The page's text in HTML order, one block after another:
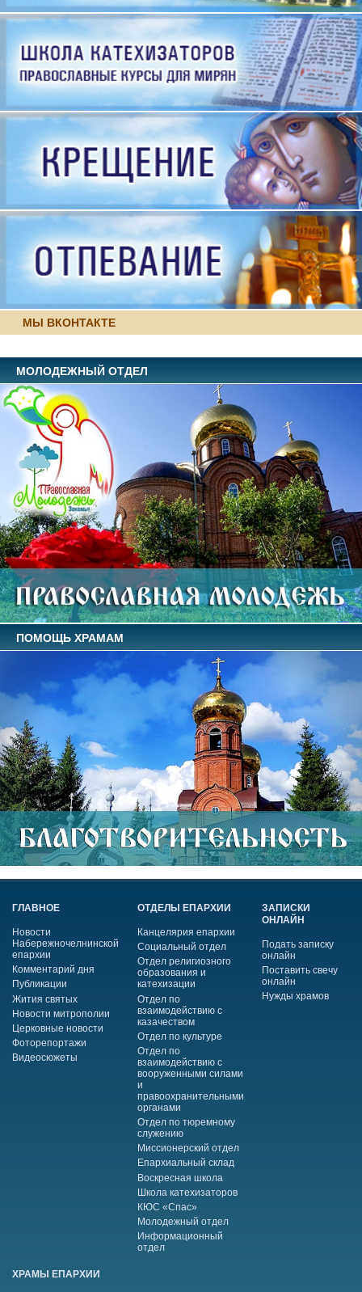
МЫ ВКОНТАКТЕ
МОЛОДЕЖНЫЙ ОТДЕЛ
ПОМОЩЬ ХРАМАМ
ГЛАВНОЕ
Новости
Набережночелнинской
епархии
Комментарий дня
Публикации
Жития святых
Новости митрополии
Церковные новости
Фоторепортажи
Видеосюжеты
ОТДЕЛЫ ЕПАРХИИ
Канцелярия епархии
Социальный отдел
Отдел религиозного
образования и
катехизации
Отдел по
взаимодействию с
казачеством
Отдел по культуре
Отдел по
взаимодействию с
вооруженными силами
и
правоохранительными
органами
Отдел по тюремному
служению
Миссионерский отдел
Епархиальный склад
Воскресная школа
Школа катехизаторов
КЮС «Спас»
Молодежный отдел
Информационный
отдел
ЗАПИСКИ
ОНЛАЙН
Подать записку
онлайн
Поставить свечу
онлайн
Нужды храмов
ХРАМЫ ЕПАРХИИ